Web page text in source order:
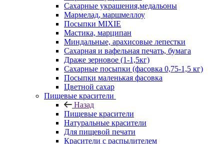
Сахарные украшения,медальоны
Мармелад, маршмеллоу
Посыпки MIXIE
Мастика, марципан
Миндальные, арахисовые лепестки
Сахарная и вафельная печать, бумага
Драже зерновое (1-1,5кг)
Сахарные посыпки (фасовка 0,75-1,5 кг)
Посыпки маленькая фасовка
Цветной сахар
Пищевые красители
Назад
Пищевые красители
Натуральные красители
Для пищевой печати
Красители с распылителем